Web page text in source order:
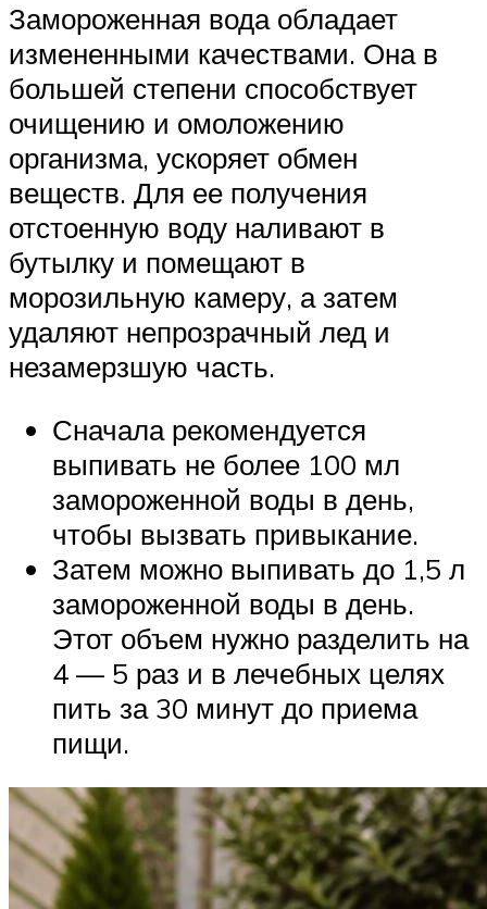
Замороженная вода обладает
измененными качествами. Она в
большей степени способствует
очищению и омоложению
организма, ускоряет обмен
веществ. Для ее получения
отстоенную воду наливают в
бутылку и помещают в
морозильную камеру, а затем
удаляют непрозрачный лед и
незамерзшую часть.
Сначала рекомендуется
выпивать не более 100 мл
замороженной воды в день,
чтобы вызвать привыкание.
Затем можно выпивать до 1,5 л
замороженной воды в день.
Этот объем нужно разделить на
4 — 5 раз и в лечебных целях
пить за 30 минут до приема
пищи.